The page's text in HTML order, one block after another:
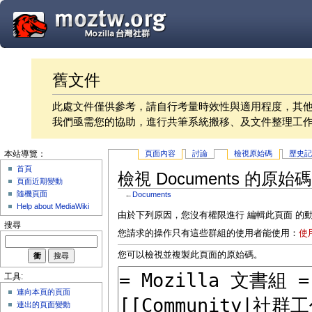
舊文件
此處文件僅供參考，請自行考量時效性與適用程度，其
我們亟需您的協助，進行共筆系統搬移、及文件整理工
頁面內容 討論 檢視原始碼 歷史
檢視 Documents 的原始碼
← Documents
由於下列原因，您沒有權限進行 編輯此頁面 的
您請求的操作只有這些群組的使用者能使用： 使
您可以檢視並複製此頁面的原始碼。
本站導覽：
首頁
頁面近期變動
隨機頁面
Help about MediaWiki
搜尋
工具:
連向本頁的頁面
連出的頁面變動